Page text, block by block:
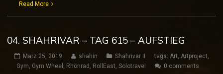
Read More
04. SHAHRIVAR – TAG 615 – AUFSTIEG
März 25, 2019 shahin Shahrivar II tags: Art, Artproject,
Gym, Gym Wheel , Rhönrad , RollEast, Solotravel 0 comments